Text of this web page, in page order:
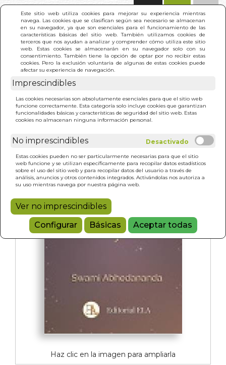
Este sitio web utiliza cookies para mejorar su experiencia mientras
navega. Las cookies que se clasifican según sea necesario se almacenan
en su navegador, ya que son esenciales para el funcionamiento de las
características básicas del sitio web. También utilizamos cookies de
terceros que nos ayudan a analizar y comprender cómo utiliza este sitio
web. Estas cookies se almacenarán en su navegador solo con su
consentimiento. También tiene la opción de optar por no recibir estas
cookies. Pero la exclusión voluntaria de algunas de estas cookies puede
afectar su experiencia de navegación.
Imprescindibles
Las cookies necesarias son absolutamente esenciales para que el sitio web
funcione correctamente. Esta categoría solo incluye cookies que garantizan
funcionalidades básicas y características de seguridad del sitio web. Estas
cookies no almacenan ninguna información personal.
No imprescindibles
Estas cookies pueden no ser particularmente necesarias para que el sitio
web funcione y se utilizan específicamente para recopilar datos estadísticos
sobre el uso del sitio web y para recopilar datos del usuario a través de
análisis, anuncios y otros contenidos integrados. Activándolas nos autoriza a
su uso mientras navega por nuestra página web.
Ver no imprescindibles
Configurar
Básicas Aceptar todas
INICIO >
VEDANTA
Haz clic en la imagen para ampliarla